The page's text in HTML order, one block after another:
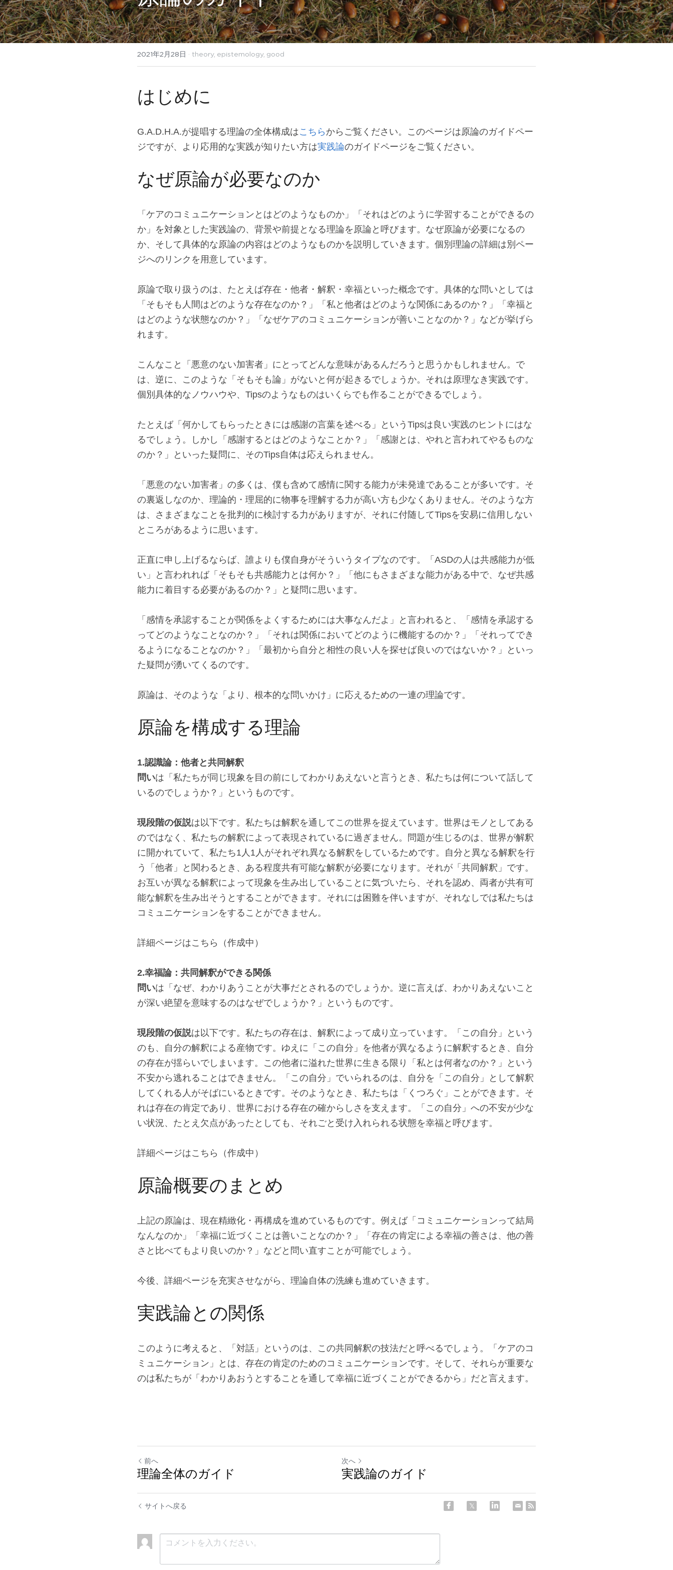
2021年2月28日 · theory, epistemology, good
はじめに
G.A.D.H.A.が提唱する理論の全体構成はこちら からご覧ください。このページは原論のガイドペー
ジですが、より応用的な実践が知りたい方は実践論のガイドページをご覧ください。
なぜ原論が必要なのか
「ケアのコミュニケーションとはどのようなものか」「それはどのように学習することができるの
か」を対象とした実践論の、背景や前提となる理論を原論と呼びます。なぜ原論が必要になるの
か、そして具体的な原論の内容はどのようなものかを説明していきます。個別理論の詳細は別ペー
ジへのリンクを用意しています。
原論で取り扱うのは、たとえば存在・他者・解釈・幸福といった概念です。具体的な問いとしては
「そもそも人間はどのような存在なのか？」「私と他者はどのような関係にあるのか？」「幸福と
はどのような状態なのか？」「なぜケアのコミュニケーションが善いことなのか？」などが挙げら
れます。
こんなこと「悪意のない加害者」にとってどんな意味があるんだろうと思うかもしれません。で
は、逆に、このような「そもそも論」がないと何が起きるでしょうか。それは原理なき実践です。
個別具体的なノウハウや、Tipsのようなものはいくらでも作ることができるでしょう。
たとえば「何かしてもらったときには感謝の言葉を述べる」というTipsは良い実践のヒントにはな
るでしょう。しかし「感謝するとはどのようなことか？」「感謝とは、やれと言われてやるものな
のか？」といった疑問に、そのTips自体は応えられません。
「悪意のない加害者」の多くは、僕も含めて感情に関する能力が未発達であることが多いです。そ
の裏返しなのか、理論的・理屈的に物事を理解する力が高い方も少なくありません。そのような方
は、さまざまなことを批判的に検討する力がありますが、それに付随してTipsを安易に信用しない
ところがあるように思います。
正直に申し上げるならば、誰よりも僕自身がそういうタイプなのです。「ASDの人は共感能力が低
い」と言われれば「そもそも共感能力とは何か？」「他にもさまざまな能力がある中で、なぜ共感
能力に着目する必要があるのか？」と疑問に思います。
「感情を承認することが関係をよくするためには大事なんだよ」と言われると、「感情を承認する
ってどのようなことなのか？」「それは関係においてどのように機能するのか？」「それってでき
るようになることなのか？」「最初から自分と相性の良い人を探せば良いのではないか？」といっ
た疑問が湧いてくるのです。
原論は、そのような「より、根本的な問いかけ」に応えるための一連の理論です。
原論を構成する理論
1.認識論：他者と共同解釈
問いは「私たちが同じ現象を目の前にしてわかりあえないと言うとき、私たちは何について話して
いるのでしょうか？」というものです。
現段階の仮説は以下です。私たちは解釈を通してこの世界を捉えています。世界はモノとしてある
のではなく、私たちの解釈によって表現されているに過ぎません。問題が生じるのは、世界が解釈
に開かれていて、私たち1人1人がそれぞれ異なる解釈をしているためです。自分と異なる解釈を行
う「他者」と関わるとき、ある程度共有可能な解釈が必要になります。それが「共同解釈」です。
お互いが異なる解釈によって現象を生み出していることに気づいたら、それを認め、両者が共有可
能な解釈を生み出そうとすることができます。それには困難を伴いますが、それなしでは私たちは
コミュニケーションをすることができません。
詳細ページはこちら（作成中）
2.幸福論：共同解釈ができる関係
問いは「なぜ、わかりあうことが大事だとされるのでしょうか。逆に言えば、わかりあえないこと
が深い絶望を意味するのはなぜでしょうか？」というものです。
現段階の仮説は以下です。私たちの存在は、解釈によって成り立っています。「この自分」という
のも、自分の解釈による産物です。ゆえに「この自分」を他者が異なるように解釈するとき、自分
の存在が揺らいでしまいます。この他者に溢れた世界に生きる限り「私とは何者なのか？」という
不安から逃れることはできません。「この自分」でいられるのは、自分を「この自分」として解釈
してくれる人がそばにいるときです。そのようなとき、私たちは「くつろぐ」ことができます。そ
れは存在の肯定であり、世界における存在の確からしさを支えます。「この自分」への不安が少な
い状況、たとえ欠点があったとしても、それごと受け入れられる状態を幸福と呼びます。
詳細ページはこちら（作成中）
原論概要のまとめ
上記の原論は、現在精緻化・再構成を進めているものです。例えば「コミュニケーションって結局
なんなのか」「幸福に近づくことは善いことなのか？」「存在の肯定による幸福の善さは、他の善
さと比べてもより良いのか？」などと問い直すことが可能でしょう。
今後、詳細ページを充実させながら、理論自体の洗練も進めていきます。
実践論との関係
このように考えると、「対話」というのは、この共同解釈の技法だと呼べるでしょう。「ケアのコ
ミュニケーション」とは、存在の肯定のためのコミュニケーションです。そして、それらが重要な
のは私たちが「わかりあおうとすることを通して幸福に近づくことができるから」だと言えます。
前へ
理論全体のガイド
次へ
実践論のガイド
サイトへ戻る